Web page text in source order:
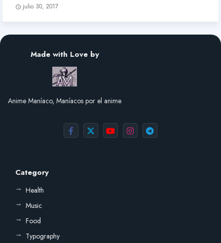
julio 30, 2017
Made with Love by
Anime Maníaco, Maníacos por el anime
Category
Health
Music
Food
Typography